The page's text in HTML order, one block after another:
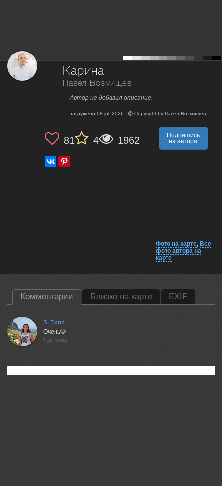
Карина
Павел Возмищев
Автор не добавил описание.
загружено 08 jul, 2026 Copyright by Павел Возмищев
81 4 1962
Подпишись
на автора
Фото на карте, Все
фото автора на
карте
Комментарии Близко на карте EXIF
S. Dana
Очень🩷
5 дн. назад